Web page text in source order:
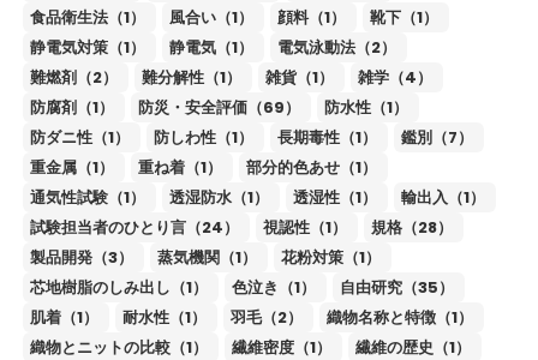
食品衛生法（1）
風合い（1） 顔料（1）
靴下（1）
静電気対策（1）
静電気（1）
電気泳動法（2）
難燃剤（2）
難分解性（1） 雑貨（1）
雑学（4）
防腐剤（1）
防災・安全評価（69）
防水性（1）
防ダニ性（1）
防しわ性（1） 長期毒性（1）
鑑別（7）
重金属（1）
重ね着（1）
部分的色あせ（1）
通気性試験（1）
透湿防水（1） 透湿性（1）
輸出入（1）
試験担当者のひとり言（24）
視認性（1）
規格（28）
製品開発（3）
蒸気機関（1）
花粉対策（1）
芯地樹脂のしみ出し（1）
色泣き（1）
自由研究（35）
肌着（1）
耐水性（1） 羽毛（2）
織物名称と特徴（1）
織物とニットの比較（1）
繊維密度（1）
繊維の歴史（1）